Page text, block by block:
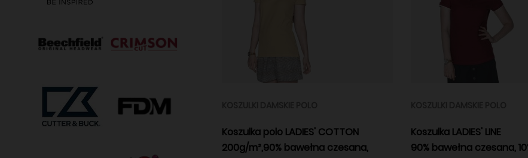
Koszulka polo LADIES' COTTON
200g/m²,90% bawełna czesana,
Koszulka LADIES' LINE
90% bawełna czesana,